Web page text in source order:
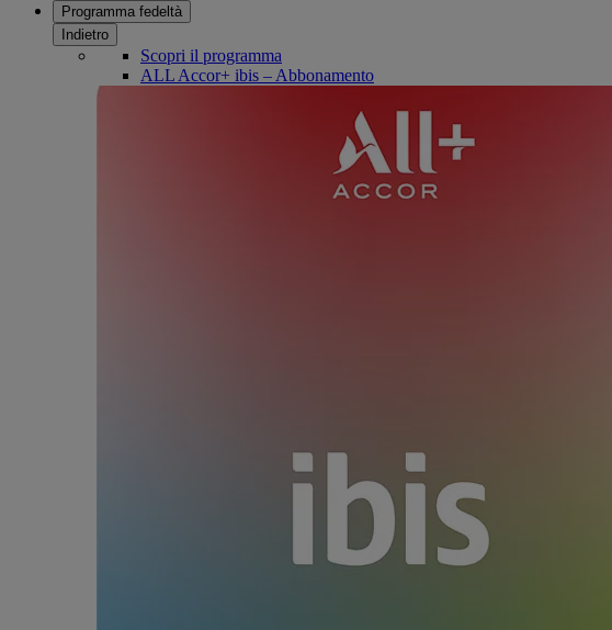
Programma fedeltà
Indietro
Scopri il programma
ALL Accor+ ibis – Abbonamento